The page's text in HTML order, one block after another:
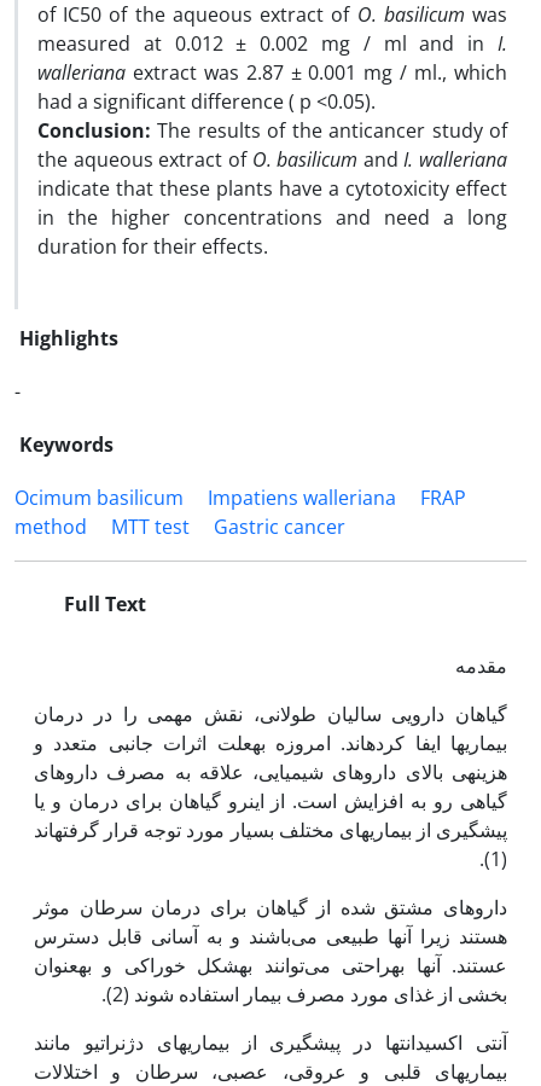
of IC50 of the aqueous extract of O. basilicum was
measured at 0.012 ± 0.002 mg / ml and in I.
walleriana extract was 2.87 ± 0.001 mg / ml., which
had a significant difference ( p <0.05).
Conclusion: The results of the anticancer study of
the aqueous extract of O. basilicum andI. walleriana
indicate that these plants have a cytotoxicity effect
in the higher concentrations and need a long
duration for their effects.
Highlights
-
Keywords
Ocimum basilicum
Impatiens walleriana
FRAP
method
MTT test Gastric cancer
Full Text
مقدمه
گیاهان دارویی سالیان طولانی، نقش مهمی را در درمان
بیماری‏ها ایفا کرده‏اند. امروزه به‏علت اثرات جانبی متعدد و
هزینه‏ی بالای داروهای شیمیایی، علاقه به ‏مصرف داروهای
گیاهی رو به افزایش است. از این‫رو گیاهان برای درمان و یا
پیشگیری از بیماری‏های مختلف بسیار مورد توجه قرار گرفته‏اند
(1).
داروهای مشتق شده از گیاهان برای درمان سرطان موثر
هستند زیرا آن‫ها طبیعی می‌باشند و به آسانی قابل دسترس
عستند. آن‏ها به‏راحتی می‌توانند به‏شکل خوراکی و به‏عنوان
بخشی از غذای مورد مصرف بیمار استفاده شوند (2).
آنتی اکسیدانت‫ها در پیشگیری از بیماری‏های دژنراتیو مانند
بیماری‏های قلبی و عروقی‫، عصبی‫، سرطان و اختلالات